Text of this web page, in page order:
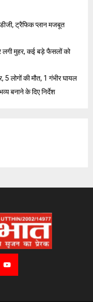
ट्रैफिक प्लान मजबूत
लगी मुहर, कई बड़े फैसलों को
5 लोगों की मौत, 1 गंभीर घायल
बनाने के दिए निर्देश